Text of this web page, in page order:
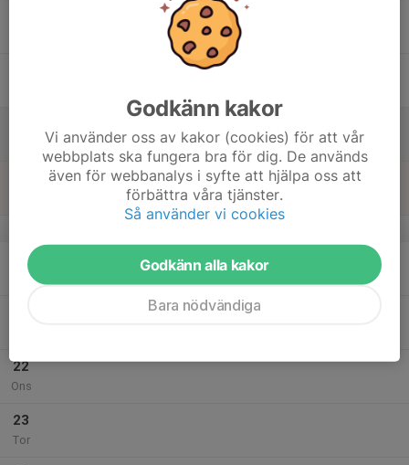
20
Mån
22
Ons
23
Tor
Godkänn kakor
Vi använder oss av kakor (cookies) för att vår
webbplats ska fungera bra för dig. De används
även för webbanalys i syfte att hjälpa oss att
förbättra våra tjänster.
Så använder vi cookies
Godkänn alla kakor
Bara nödvändiga